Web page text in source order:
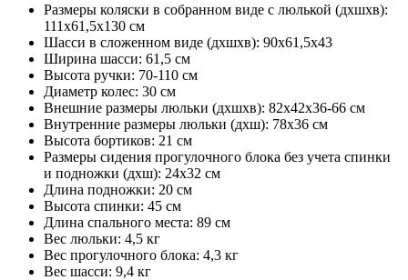
Размеры коляски в собранном виде с люлькой (дхшхв):
111х61,5х130 см
Шасси в сложенном виде (дхшхв): 90х61,5х43
Ширина шасси: 61,5 см
Высота ручки: 70-110 см
Диаметр колес: 30 см
Внешние размеры люльки (дхшхв): 82х42х36-66 см
Внутренние размеры люльки (дхш): 78х36 см
Высота бортиков: 21 см
Размеры сидения прогулочного блока без учета спинки
и подножки (дхш): 24х32 см
Длина подножки: 20 см
Высота спинки: 45 см
Длина спального места: 89 см
Вес люльки: 4,5 кг
Вес прогулочного блока: 4,3 кг
Вес шасси: 9,4 кг